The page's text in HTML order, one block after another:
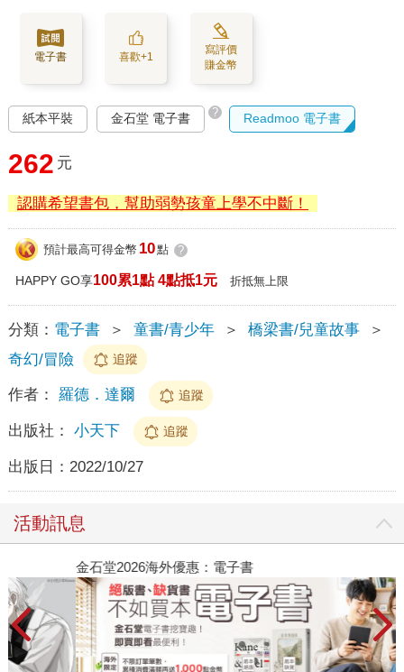
電子書 喜歡+1
寫評價
賺金幣
紙本平裝 金石堂 電子書 ? Readmoo 電子書
262 元
認購希望書包，幫助弱勢孩童上學不中斷！
預計最高可得金幣 10點 ?
HAPPY GO享100累1點 4點抵1元 折抵無上限
分類： 電子書 ＞ 童書/青少年 ＞ 橋梁書/兒童故事
＞
奇幻/冒險
追蹤
作者： 羅德．達爾 追蹤
出版社： 小天下 追蹤
出版日： 2022/10/27
活動訊息
金石堂2026海外優惠：電子書